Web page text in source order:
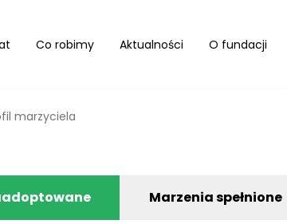
Co robimy Aktualności O fundacji
marzyciela
Marzenia spełnione